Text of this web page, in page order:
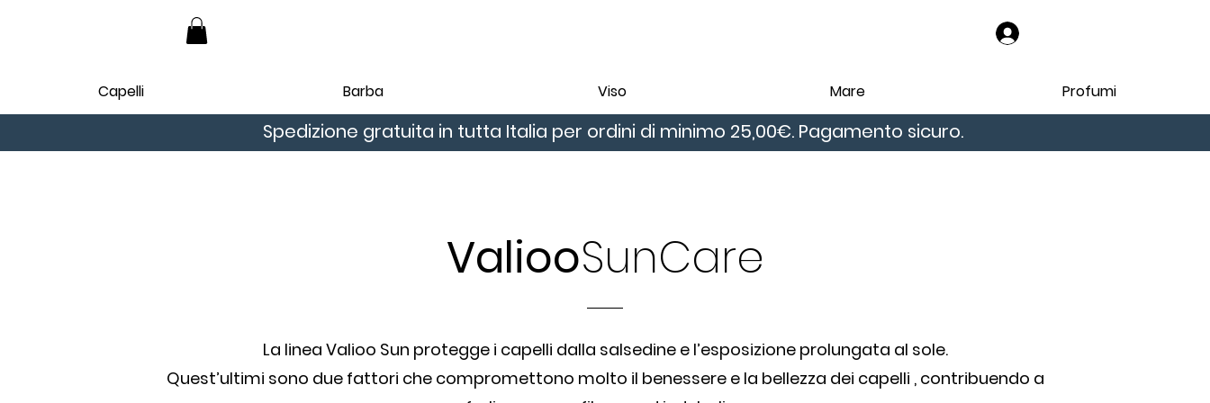
Capelli Barba Viso Mare Profumi
Spedizione gratuita in tutta Italia per ordini di minimo 25,00€. Pagamento sicuro.
ValiooSunCare
La linea Valioo Sun protegge i capelli dalla salsedine e l’esposizione prolungata al sole.
Quest’ultimi sono due fattori che compromettono molto il benessere e la bellezza dei capelli , contribuendo a